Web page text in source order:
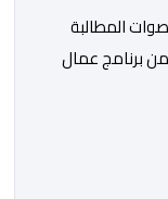
المطالبة
برنامج عمال